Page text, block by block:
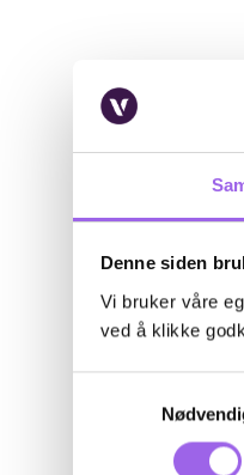
Denne siden
Vi bruker våre
ved å klikke